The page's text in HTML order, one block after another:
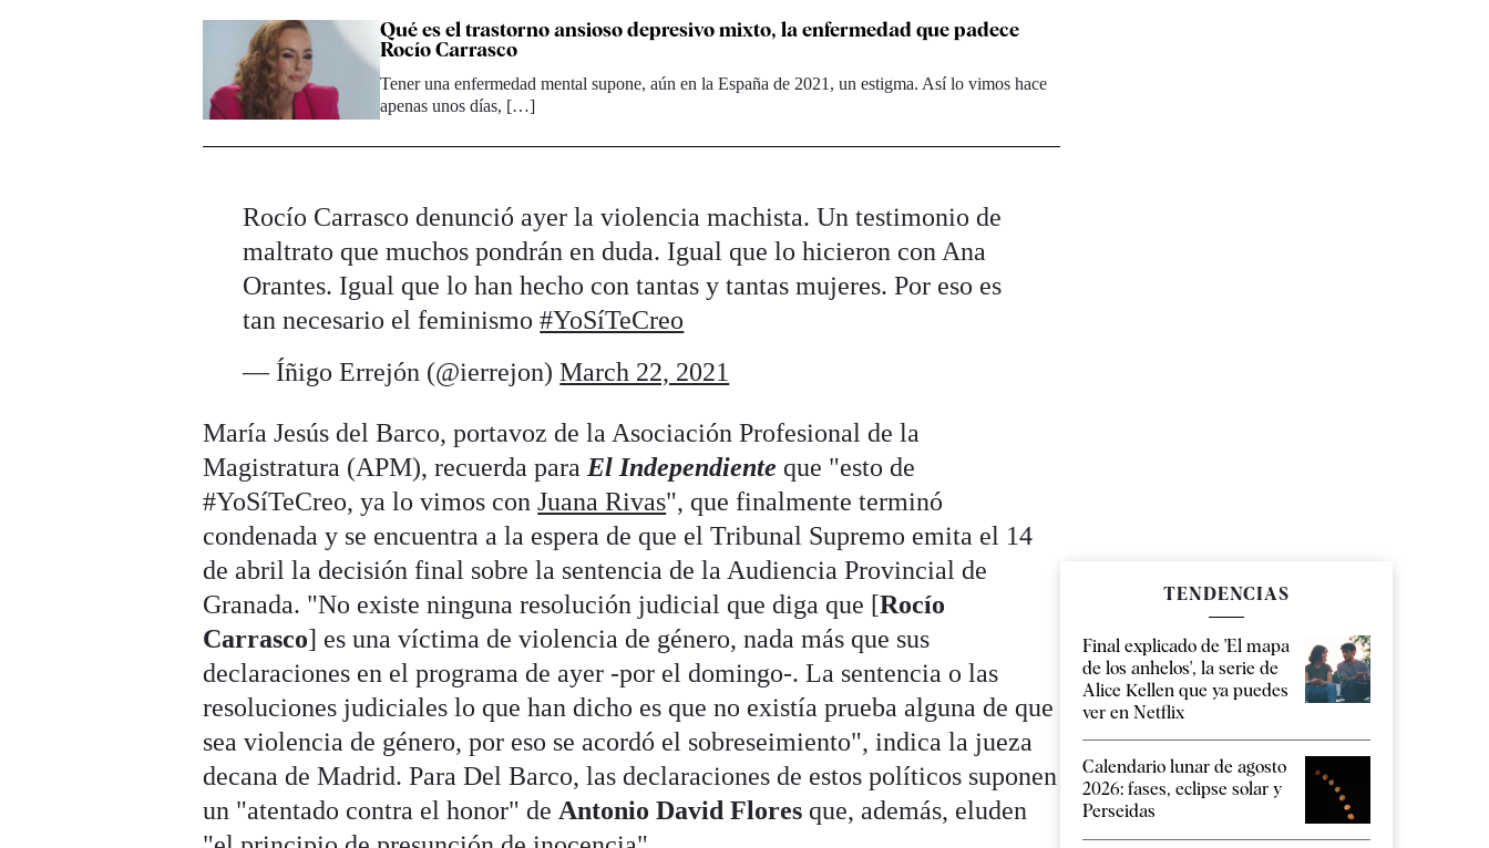
Qué es el trastorno ansioso depresivo mixto, la enfermedad que padece
Rocío Carrasco
Tener una enfermedad mental supone, aún en la España de 2021, un estigma. Así lo vimos hace
apenas unos días, […]
Rocío Carrasco denunció ayer la violencia machista. Un testimonio de
maltrato que muchos pondrán en duda. Igual que lo hicieron con Ana
Orantes. Igual que lo han hecho con tantas y tantas mujeres. Por eso es
tan necesario el feminismo#YoSíTeCreo
— Íñigo Errejón (@ierrejon)March 22, 2021
María Jesús del Barco, portavoz de la Asociación Profesional de la
Magistratura (APM), recuerda para El Independiente que "esto de
#YoSíTeCreo, ya lo vimos conJuana Rivas", que finalmente terminó
condenada y se encuentra a la espera de que el Tribunal Supremo emita el 14
de abril la decisión final sobre la sentencia de la Audiencia Provincial de
Granada. "No existe ninguna resolución judicial que diga que [Rocío
Carrasco] es una víctima de violencia de género, nada más que sus
declaraciones en el programa de ayer -por el domingo-. La sentencia o las
resoluciones judiciales lo que han dicho es que no existía prueba alguna de que
sea violencia de género, por eso se acordó el sobreseimiento", indica la jueza
decana de Madrid. Para Del Barco, las declaraciones de estos políticos suponen
un "atentado contra el honor" de Antonio David Flores que, además, eluden
TENDENCIAS
Final explicado de 'El mapa
de los anhelos', la serie de
Alice Kellen que ya puedes
ver en Netflix
Calendario lunar de agosto
2026: fases, eclipse solar y
Perseidas